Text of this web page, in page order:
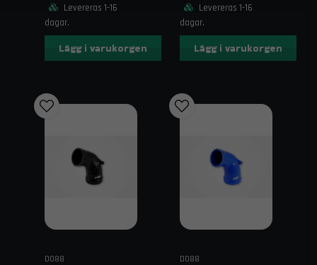
Levereras 1-16
dagar.
Lägg i varukorgen
Levereras 1-16
dagar.
Lägg i varukorgen
DO88
DO88